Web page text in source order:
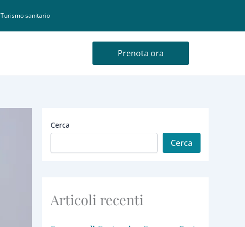
Turismo sanitario
Prenota ora
Cerca
Cerca
Articoli recenti